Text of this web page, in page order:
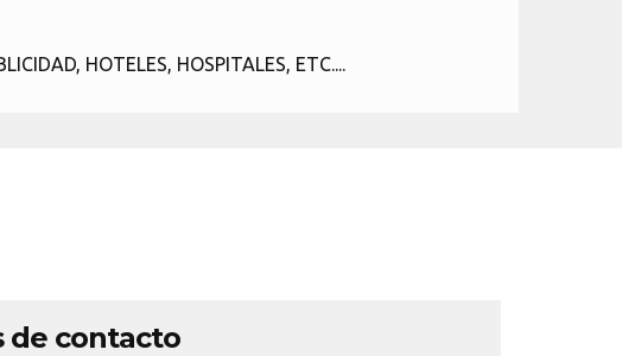
HOTELES, HOSPITALES, ETC....
de contacto